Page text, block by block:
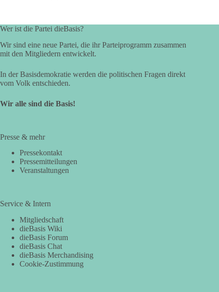
Wer ist die Partei dieBasis?
Wir sind eine neue Partei, die ihr Parteiprogramm zusammen
mit den Mitgliedern entwickelt.
In der Basisdemokratie werden die politischen Fragen direkt
vom Volk entschieden.
Wir alle sind die Basis!
Presse & mehr
Pressekontakt
Pressemitteilungen
Veranstaltungen
Service & Intern
Mitgliedschaft
dieBasis Wiki
dieBasis Forum
dieBasis Chat
dieBasis Merchandising
Cookie-Zustimmung